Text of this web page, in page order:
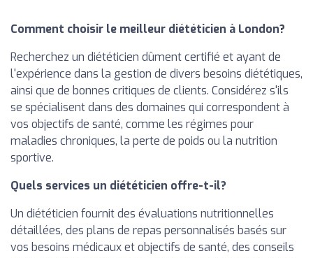
Comment choisir le meilleur diététicien à London?
Recherchez un diététicien dûment certifié et ayant de
l'expérience dans la gestion de divers besoins diététiques,
ainsi que de bonnes critiques de clients. Considérez s'ils
se spécialisent dans des domaines qui correspondent à
vos objectifs de santé, comme les régimes pour
maladies chroniques, la perte de poids ou la nutrition
sportive.
Quels services un diététicien offre-t-il?
Un diététicien fournit des évaluations nutritionnelles
détaillées, des plans de repas personnalisés basés sur
vos besoins médicaux et objectifs de santé, des conseils